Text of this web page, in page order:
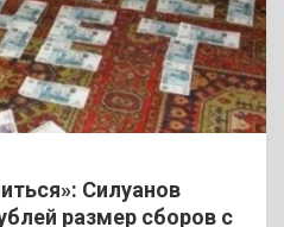
Силуанов
размер сборов с